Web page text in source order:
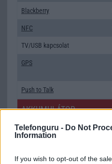
Telefonguru - Do Not
Information
If you wish to opt-out of the
Blackberry
NFC
TV/USB kapcsolat
GPS
Push to Talk
AKKUMULÁTOR
Típus
Cserélhetőség